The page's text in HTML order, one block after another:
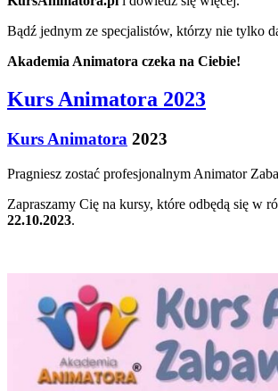
Bądź jednym ze specjalistów, którzy nie tylko
Akademia Animatora czeka na Ciebie!
Kurs Animatora 2023
Kurs Animatora 2023
Pragniesz zostać profesjonalnym Animator
Zapraszamy Cię na kursy, które odbędą się w
22.10.2023.